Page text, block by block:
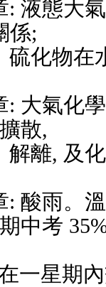
態大氣
係;
水溶
氣化學
散,
化學反
雨。溫
中考
一星期